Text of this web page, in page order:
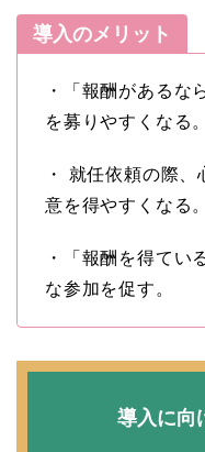
導入のメリット
・「報酬があるな
を募りやすくなる。
・ 就任依頼の際
意を得やすくなる。
・「報酬を得てい
な参加を促す。
導入に向